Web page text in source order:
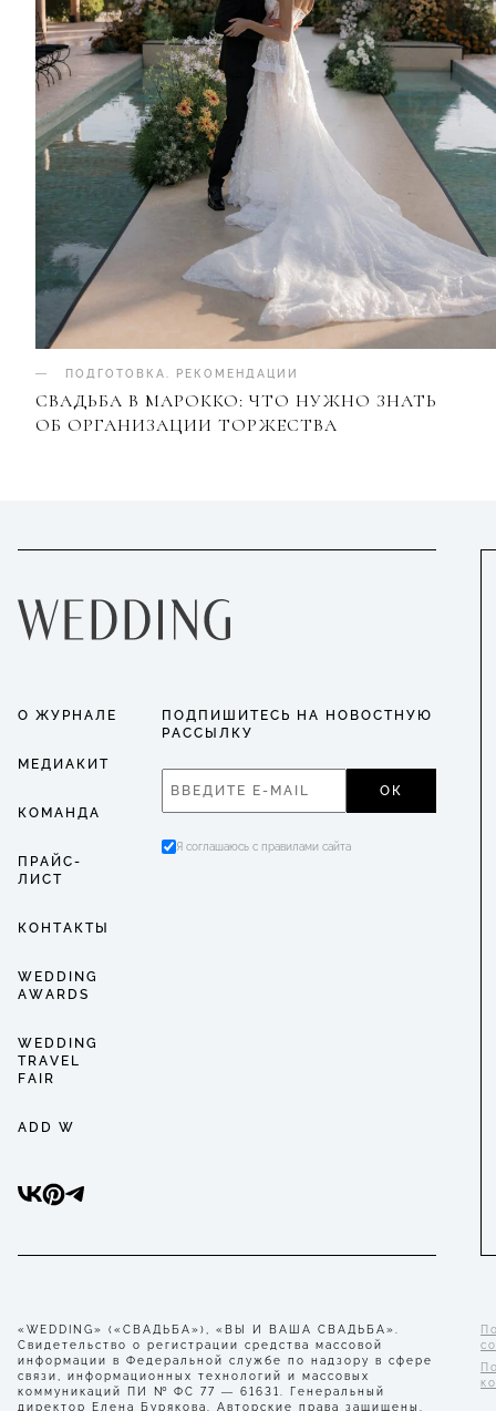
ПОДГОТОВКА. РЕКОМЕНДАЦИИ
СВАДЬБА В МАРОККО: ЧТО НУЖНО ЗНАТЬ
ОБ ОРГАНИЗАЦИИ ТОРЖЕСТВА
О ЖУРНАЛЕ
МЕДИАКИТ
КОМАНДА
ПРАЙС-
ЛИСТ
КОНТАКТЫ
WEDDING
AWARDS
WEDDING
TRAVEL
FAIR
ADD W
ПОДПИШИТЕСЬ НА НОВОСТНУЮ
РАССЫЛКУ
ОК
Я соглашаюсь с правилами сайта
«WEDDING» («СВАДЬБА»), «ВЫ И ВАША СВАДЬБА».
Свидетельство о регистрации средства массовой
информации в Федеральной службе по надзору в сфере
связи, информационных технологий и массовых
коммуникаций ПИ № ФС 77 — 61631. Генеральный
директор Елена Бурякова. Авторские права защищены.